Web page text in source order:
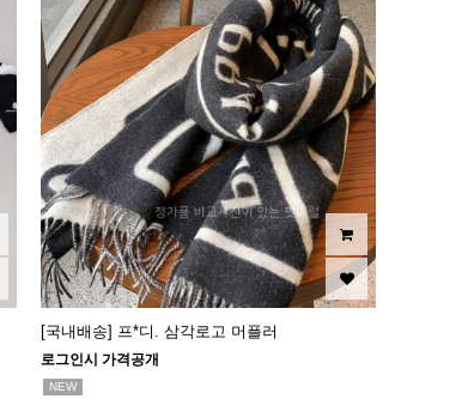
[국내배송] 프*디. 삼각로고 머플러
로그인시 가격공개
NEW